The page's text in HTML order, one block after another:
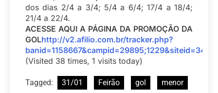
dos dias 2/4 a 3/4; 5/4 a 6/4; 17/4 a 18/4;
21/4 a 22/4.
ACESSE AQUI A PÁGINA DA PROMOÇÃO DA
GOLhttp://v2.afilio.com.br/tracker.php?
banid=1158667&campid=29895;1229&siteid=34112
(Visited 38 times, 1 visits today)
Tagged: 31/01 Feirão gol
menor